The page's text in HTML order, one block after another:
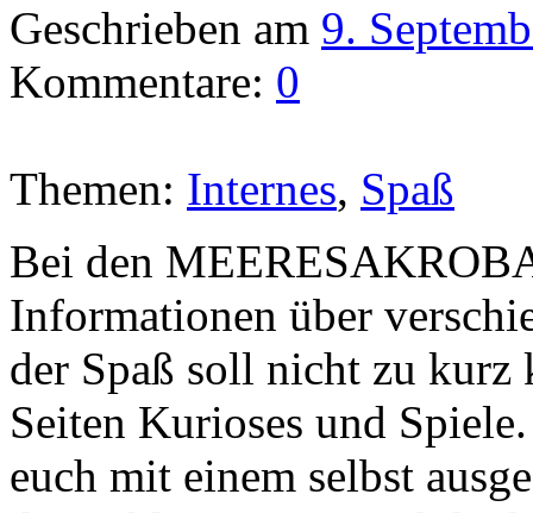
Geschrieben am 9.
Kommentare: 0
Themen: Internes, Spaß
Bei den
Informationen über
der Spaß soll nicht zu kurz
Seiten Kurioses und
euch mit einem selbst